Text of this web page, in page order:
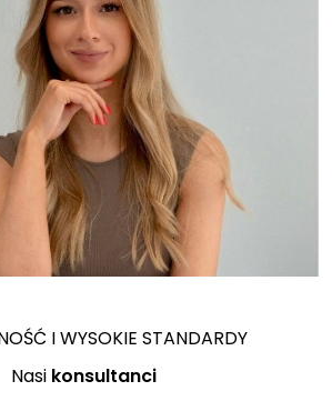
I WYSOKIE STANDARDY
Nasi konsultanci